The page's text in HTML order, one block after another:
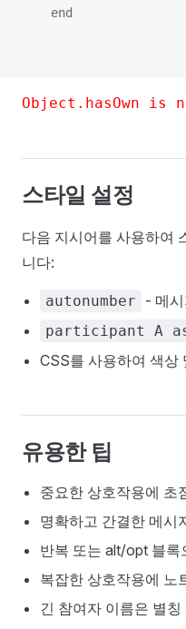
Object.hasOwn is
스타일 설정
다음 지시어를 사용하여
니다:
autonumber - 메
participant A as
CSS를 사용하여 색상
유용한 팁
중요한 상호작용에 초
명확하고 간결한 메시
반복 또는 alt/opt 블록
복잡한 상호작용에 노
긴 참여자 이름은 별칭